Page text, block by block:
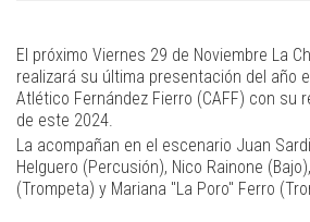
El próximo Viernes 29 de Noviembre La
realizará su última presentación del año
Atlético Fernández Fierro (CAFF) con su
de este 2024.
La acompañan en el escenario Juan
Helguero (Percusión), Nico Rainone
(Trompeta) y Mariana "La Poro" Ferro